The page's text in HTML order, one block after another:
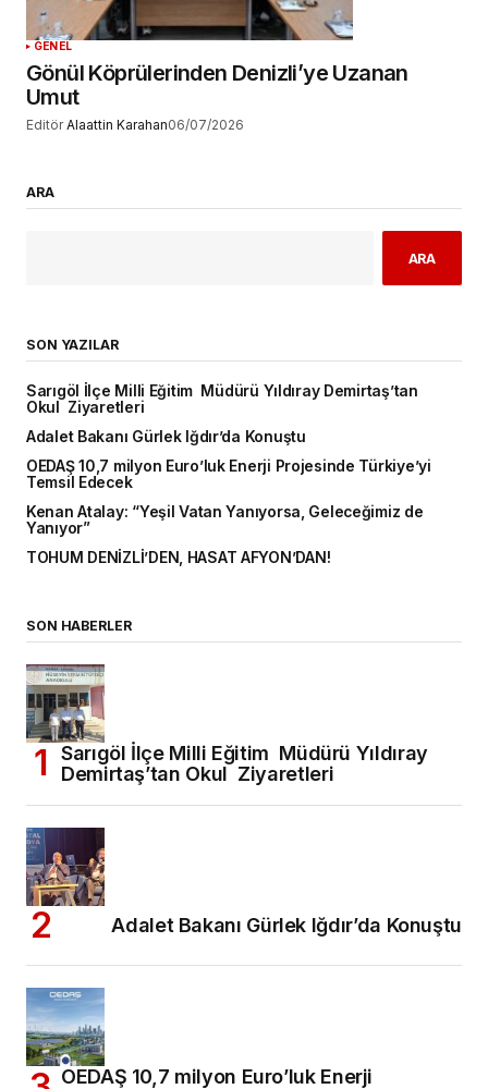
GENEL
Gönül Köprülerinden Denizli’ye Uzanan
Umut
Editör Alaattin Karahan06/07/2026
ARA
ARA
SON YAZILAR
Sarıgöl İlçe Milli Eğitim Müdürü Yıldıray Demirtaş’tan
Okul Ziyaretleri
Adalet Bakanı Gürlek Iğdır’da Konuştu
OEDAŞ 10,7 milyon Euro’luk Enerji Projesinde Türkiye’yi
Temsil Edecek
Kenan Atalay: “Yeşil Vatan Yanıyorsa, Geleceğimiz de
Yanıyor”
TOHUM DENİZLİ’DEN, HASAT AFYON’DAN!
SON HABERLER
Sarıgöl İlçe Milli Eğitim Müdürü Yıldıray
Demirtaş’tan Okul Ziyaretleri
Adalet Bakanı Gürlek Iğdır’da Konuştu
OEDAŞ 10,7 milyon Euro’luk Enerji